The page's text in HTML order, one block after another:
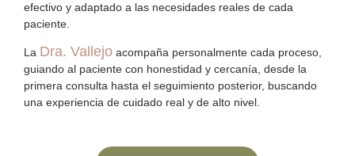
efectivo y adaptado a las necesidades reales de cada
paciente.
La Dra. Vallejo acompaña personalmente cada proceso,
guiando al paciente con honestidad y cercanía, desde la
primera consulta hasta el seguimiento posterior, buscando
una experiencia de cuidado real y de alto nivel.